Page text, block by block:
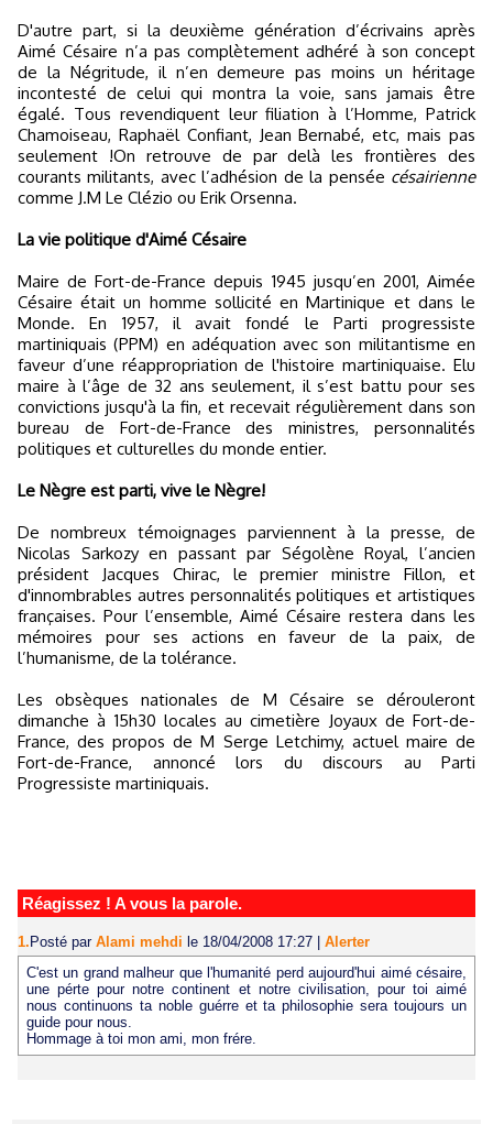
D'autre part, si la deuxième génération d’écrivains après
Aimé Césaire n’a pas complètement adhéré à son concept
de la Négritude, il n’en demeure pas moins un héritage
incontesté de celui qui montra la voie, sans jamais être
égalé. Tous revendiquent leur filiation à l’Homme, Patrick
Chamoiseau, Raphaël Confiant, Jean Bernabé, etc, mais pas
seulement !On retrouve de par delà les frontières des
courants militants, avec l’adhésion de la pensée césairienne
comme J.M Le Clézio ou Erik Orsenna.
La vie politique d'Aimé Césaire
Maire de Fort-de-France depuis 1945 jusqu’en 2001, Aimée
Césaire était un homme sollicité en Martinique et dans le
Monde. En 1957, il avait fondé le Parti progressiste
martiniquais (PPM) en adéquation avec son militantisme en
faveur d’une réappropriation de l'histoire martiniquaise. Elu
maire à l’âge de 32 ans seulement, il s’est battu pour ses
convictions jusqu'à la fin, et recevait régulièrement dans son
bureau de Fort-de-France des ministres, personnalités
politiques et culturelles du monde entier.
Le Nègre est parti, vive le Nègre!
De nombreux témoignages parviennent à la presse, de
Nicolas Sarkozy en passant par Ségolène Royal, l’ancien
président Jacques Chirac, le premier ministre Fillon, et
d'innombrables autres personnalités politiques et artistiques
françaises. Pour l’ensemble, Aimé Césaire restera dans les
mémoires pour ses actions en faveur de la paix, de
l’humanisme, de la tolérance.
Les obsèques nationales de M Césaire se dérouleront
dimanche à 15h30 locales au cimetière Joyaux de Fort-de-
France, des propos de M Serge Letchimy, actuel maire de
Fort-de-France, annoncé lors du discours au Parti
Progressiste martiniquais.
Réagissez ! A vous la parole.
1. Posté par Alami mehdi le 18/04/2008 17:27
Alerter
C'est un grand malheur que l'humanité perd aujourd'hui aimé césaire,
une pérte pour notre continent et notre civilisation, pour toi aimé
nous continuons ta noble guérre et ta philosophie sera toujours un
guide pour nous.
Hommage à toi mon ami, mon frére.